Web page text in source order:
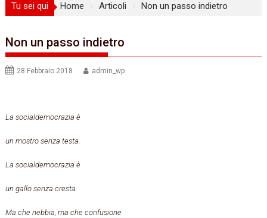
Tu sei qui Home Articoli Non un passo indietro
Non un passo indietro
28 Febbraio 2018 admin_wp
La socialdemocrazia è
un mostro senza testa.
La socialdemocrazia è
un gallo senza cresta.
Ma che nebbia, ma che confusione